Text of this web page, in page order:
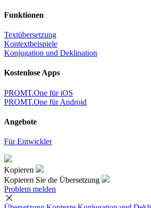
Funktionen
Textübersetzung
Kontextbeispiele
Konjugation und Deklination
Kostenlose Apps
PROMT.One für iOS
PROMT.One für Android
Angebote
Für Entwickler
Kopieren
Kopieren Sie die Übersetzung
Problem melden